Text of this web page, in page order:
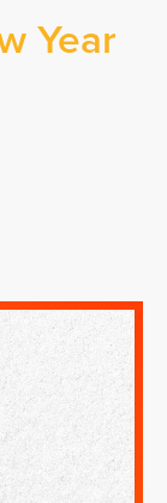
Year